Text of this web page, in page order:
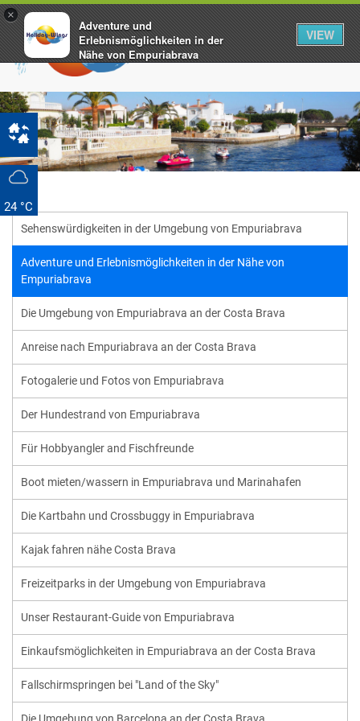
24 °C
Sehenswürdigkeiten in der Umgebung von Empuriabrava
Adventure und Erlebnismöglichkeiten in der Nähe von
Empuriabrava
Die Umgebung von Empuriabrava an der Costa Brava
Anreise nach Empuriabrava an der Costa Brava
Fotogalerie und Fotos von Empuriabrava
Der Hundestrand von Empuriabrava
Für Hobbyangler and Fischfreunde
Boot mieten/wassern in Empuriabrava und Marinahafen
Die Kartbahn und Crossbuggy in Empuriabrava
Kajak fahren nähe Costa Brava
Freizeitparks in der Umgebung von Empuriabrava
Unser Restaurant-Guide von Empuriabrava
Einkaufsmöglichkeiten in Empuriabrava an der Costa Brava
Fallschirmspringen bei "Land of the Sky"
Die Umgebung von Barcelona an der Costa Brava
×
Adventure und
Erlebnismöglichkeiten in der
Nähe von Empuriabrava
www.holiday-wings.com
FREE - In Google Play
VIEW